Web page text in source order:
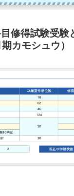
修得試験受
カモシュウ）